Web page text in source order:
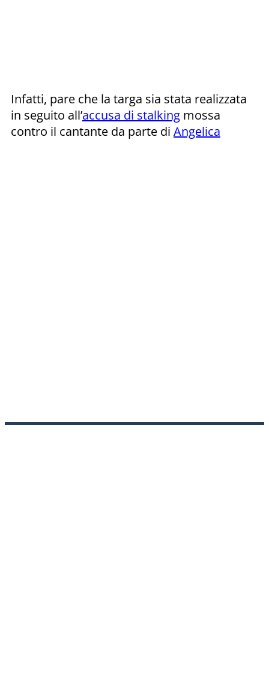
Infatti, pare che la targa sia stata realizzata
in seguito all’accusa di stalking mossa
contro il cantante da parte di Angelica